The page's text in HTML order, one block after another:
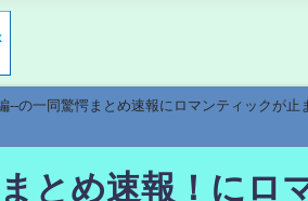
の一同驚愕まとめ速報にロマンティックが止
とめ速報！にロ